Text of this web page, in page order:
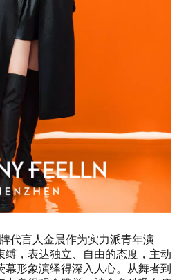
代言人金晨作为实力派青年演
缚，表达独立、自由的态度，主动
形象演绎得深入人心。从舞者到